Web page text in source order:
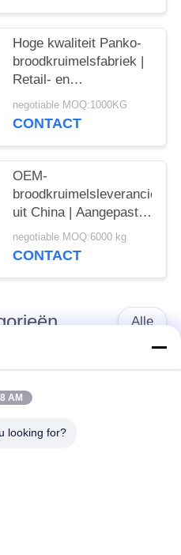
Hoge kwaliteit Panko-
broodkruimelsfabriek |
Retail- en
bulkverpakkingsopties
negotiable MOQ:1000KG
CONTACT
OEM-
broodkruimelsleverancier
uit China | Aangepaste
formule en private label
negotiable MOQ:6000 kg
CONTACT
Alle
Japanse
broodcrumbs
AM
looking for?